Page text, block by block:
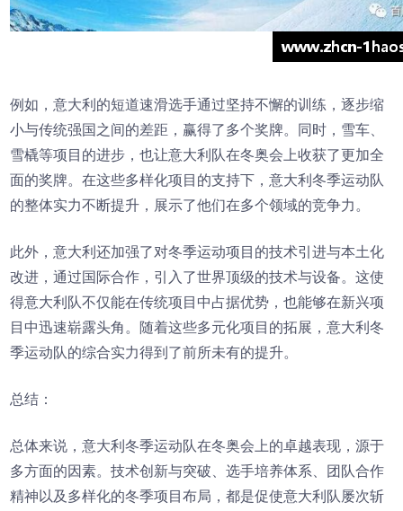
例如，意大利的短道速滑选手通过坚持不懈的训练，逐步缩
小与传统强国之间的差距，赢得了多个奖牌。同时，雪车、
雪橇等项目的进步，也让意大利队在冬奥会上收获了更加全
面的奖牌。在这些多样化项目的支持下，意大利冬季运动队
的整体实力不断提升，展示了他们在多个领域的竞争力。
此外，意大利还加强了对冬季运动项目的技术引进与本土化
改进，通过国际合作，引入了世界顶级的技术与设备。这使
得意大利队不仅能在传统项目中占据优势，也能够在新兴项
目中迅速崭露头角。随着这些多元化项目的拓展，意大利冬
季运动队的综合实力得到了前所未有的提升。
总结：
总体来说，意大利冬季运动队在冬奥会上的卓越表现，源于
多方面的因素。技术创新与突破、选手培养体系、团队合作
精神以及多样化的冬季项目布局，都是促使意大利队屡次斩